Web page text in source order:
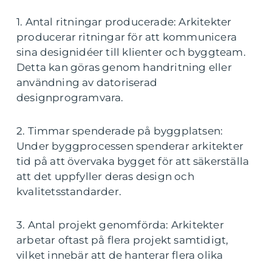
1. Antal ritningar producerade: Arkitekter
producerar ritningar för att kommunicera
sina designidéer till klienter och byggteam.
Detta kan göras genom handritning eller
användning av datoriserad
designprogramvara.
2. Timmar spenderade på byggplatsen:
Under byggprocessen spenderar arkitekter
tid på att övervaka bygget för att säkerställa
att det uppfyller deras design och
kvalitetsstandarder.
3. Antal projekt genomförda: Arkitekter
arbetar oftast på flera projekt samtidigt,
vilket innebär att de hanterar flera olika